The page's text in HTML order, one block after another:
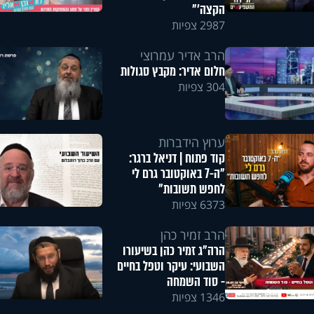
הקצה'"
2987 צפיות
הרב אדיר עמרוצי
חלום אדיר: מקבץ סגולות
304 צפיות
ערוץ הידברות
קוד פתוח | דניאל ברגר:
"ה-7 באוקטובר גרם לי
לחפש תשובות"
6373 צפיות
הרב זמיר כהן
הרה"ג זמיר כהן בשיעורו
השבועי: עיקר וטפל בחיים
- סוד השמחה
1346 צפיות